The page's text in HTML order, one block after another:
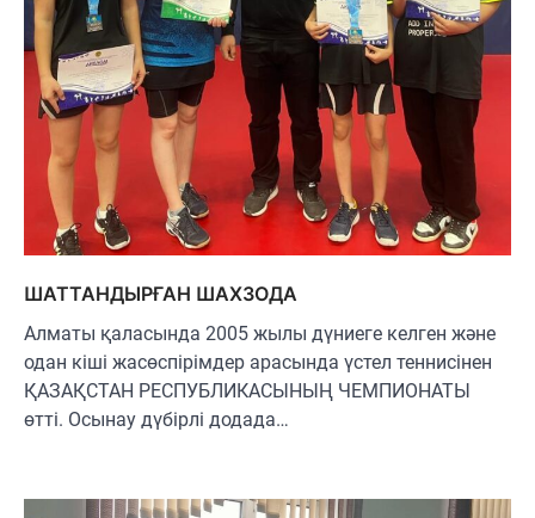
ШАТТАНДЫРҒАН ШАХЗОДА
Алматы қаласында 2005 жылы дүниеге келген және
одан кіші жасөспірімдер арасында үстел теннисінен
ҚАЗАҚСТАН РЕСПУБЛИКАСЫНЫҢ ЧЕМПИОНАТЫ
өтті. Осынау дүбірлі додада…